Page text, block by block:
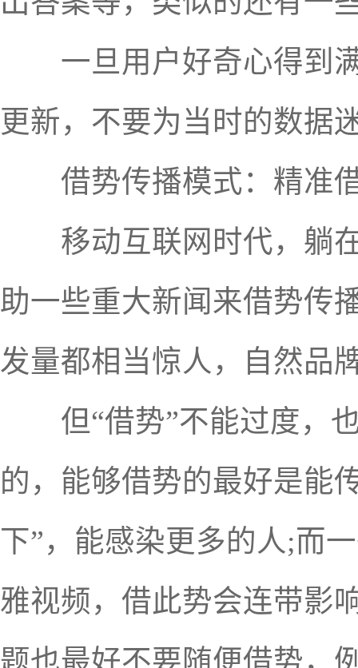
一旦用户好奇心得到满
更新，不要为当时的数据
借势传播模式：精准
移动互联网时代，躺在
助一些重大新闻来借势传
发量都相当惊人，自然品
但“借势”不能过度，也
的，能够借势的最好是能
下”，能感染更多的人;而
雅视频，借此势会连带影
题也最好不要随便借势，